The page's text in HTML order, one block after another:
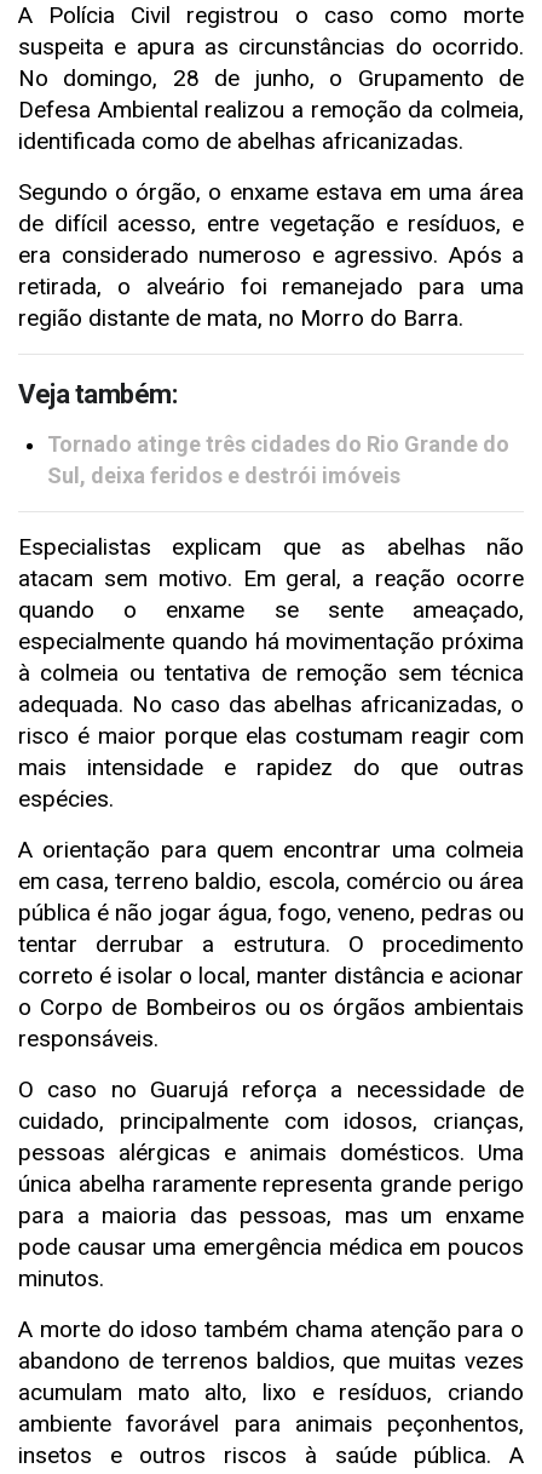
A Polícia Civil registrou o caso como morte
suspeita e apura as circunstâncias do ocorrido.
No domingo, 28 de junho, o Grupamento de
Defesa Ambiental realizou a remoção da colmeia,
identificada como de abelhas africanizadas.
Segundo o órgão, o enxame estava em uma área
de difícil acesso, entre vegetação e resíduos, e
era considerado numeroso e agressivo. Após a
retirada, o alveário foi remanejado para uma
região distante de mata, no Morro do Barra.
Veja também:
Tornado atinge três cidades do Rio Grande do
Sul, deixa feridos e destrói imóveis
Especialistas explicam que as abelhas não
atacam sem motivo. Em geral, a reação ocorre
quando o enxame se sente ameaçado,
especialmente quando há movimentação próxima
à colmeia ou tentativa de remoção sem técnica
adequada. No caso das abelhas africanizadas, o
risco é maior porque elas costumam reagir com
mais intensidade e rapidez do que outras
espécies.
A orientação para quem encontrar uma colmeia
em casa, terreno baldio, escola, comércio ou área
pública é não jogar água, fogo, veneno, pedras ou
tentar derrubar a estrutura. O procedimento
correto é isolar o local, manter distância e acionar
o Corpo de Bombeiros ou os órgãos ambientais
responsáveis.
O caso no Guarujá reforça a necessidade de
cuidado, principalmente com idosos, crianças,
pessoas alérgicas e animais domésticos. Uma
única abelha raramente representa grande perigo
para a maioria das pessoas, mas um enxame
pode causar uma emergência médica em poucos
minutos.
A morte do idoso também chama atenção para o
abandono de terrenos baldios, que muitas vezes
acumulam mato alto, lixo e resíduos, criando
ambiente favorável para animais peçonhentos,
insetos e outros riscos à saúde pública. A